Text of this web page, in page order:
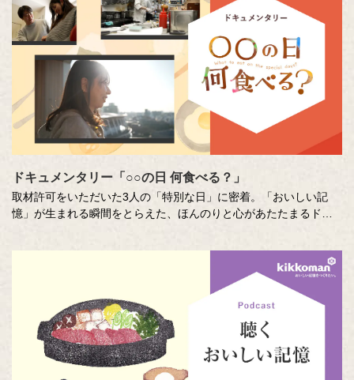
ドキュメンタリー「○○の日 何食べる？」
取材許可をいただいた3人の「特別な日」に密着。「おいしい記
憶」が生まれる瞬間をとらえた、ほんのりと心があたたまるドキ